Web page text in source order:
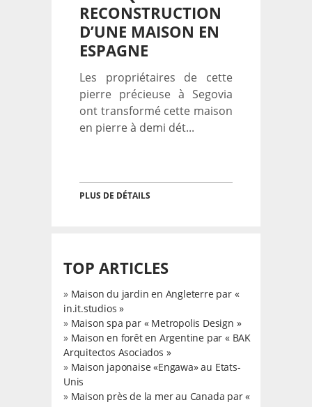
RECONSTRUCTION
D’UNE MAISON EN
ESPAGNE
Les propriétaires de cette
pierre précieuse à Segovia
ont transformé cette maison
en pierre à demi dét...
PLUS DE DÉTAILS
TOP ARTICLES
» Maison du jardin en Angleterre par «
in.it.studios »
» Maison spa par « Metropolis Design »
» Maison en forêt en Argentine par « BAK
Arquitectos Asociados »
» Maison japonaise «Engawa» au Etats-
Unis
» Maison près de la mer au Canada par «